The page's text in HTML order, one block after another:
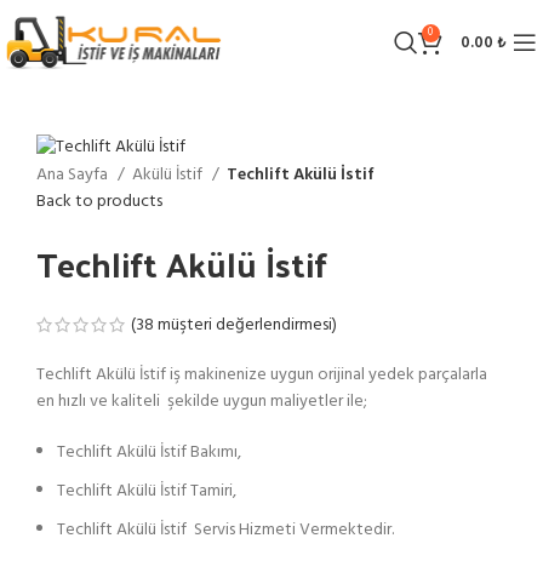
0 0.00₺
Ana Sayfa Akülü İstif
Techlift Akülü İstif
Back to products
Techlift Akülü İstif
(38müşteri değerlendirmesi)
Techlift Akülü İstif iş makinenize uygun orijinal yedek parçalarla
en hızlı ve kaliteli şekilde uygun maliyetler ile;
Techlift Akülü İstif Bakımı,
Techlift Akülü İstif Tamiri,
Techlift Akülü İstif Servis Hizmeti Vermektedir.